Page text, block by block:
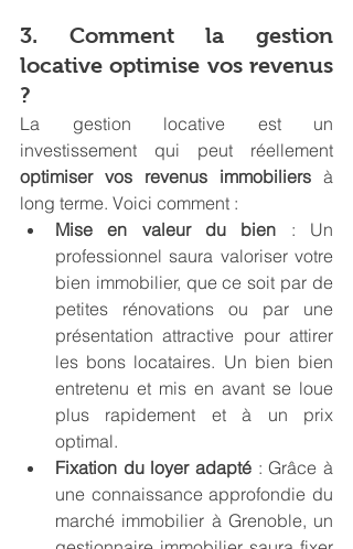
3. Comment la gestion
locative optimise vos revenus
?
La gestion locative est un
optimiser vos revenus immobiliers à
long terme. Voici comment :
Mise en valeur du bien : Un
professionnel saura valoriser votre
bien immobilier, que ce soit par de
petites rénovations ou par une
présentation attractive pour attirer
les bons locataires. Un bien bien
entretenu et mis en avant se loue
plus rapidement et à un prix
optimal.
Fixation du loyer adapté : Grâce à
une connaissance approfondie du
marché immobilier à Grenoble, un